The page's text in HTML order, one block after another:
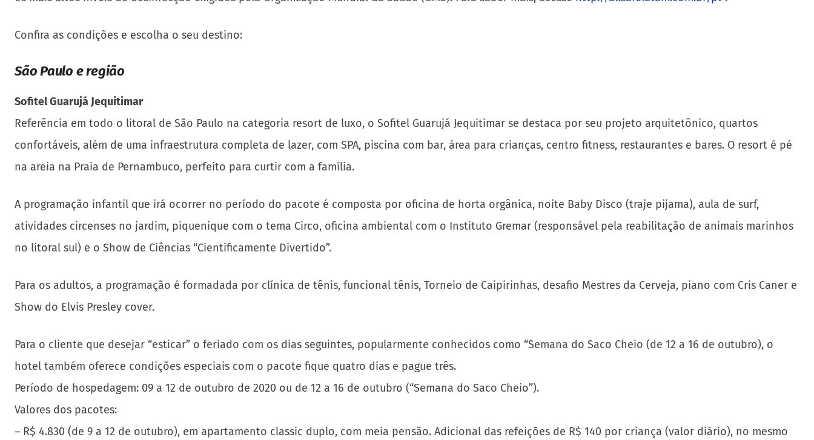
Confira as condições e escolha o seu destino:
São Paulo e região
Sofitel Guarujá Jequitimar
Referência em todo o litoral de São Paulo na categoria resort de luxo, o Sofitel Guarujá Jequitimar se destaca por seu projeto arquitetônico, quartos
confortáveis, além de uma infraestrutura completa de lazer, com SPA, piscina com bar, área para crianças, centro fitness, restaurantes e bares. O resort é pé
na areia na Praia de Pernambuco, perfeito para curtir com a família.
A programação infantil que irá ocorrer no período do pacote é composta por oficina de horta orgânica, noite Baby Disco (traje pijama), aula de surf,
atividades circenses no jardim, piquenique com o tema Circo, oficina ambiental com o Instituto Gremar (responsável pela reabilitação de animais marinhos
no litoral sul) e o Show de Ciências “Cientificamente Divertido”.
Para os adultos, a programação é formadada por clínica de tênis, funcional tênis, Torneio de Caipirinhas, desafio Mestres da Cerveja, piano com Cris Caner e
Show do Elvis Presley cover.
Para o cliente que desejar “esticar” o feriado com os dias seguintes, popularmente conhecidos como “Semana do Saco Cheio (de 12 a 16 de outubro), o
hotel também oferece condições especiais com o pacote fique quatro dias e pague três.
Período de hospedagem: 09 a 12 de outubro de 2020 ou de 12 a 16 de outubro (“Semana do Saco Cheio”).
Valores dos pacotes:
– R$ 4.830 (de 9 a 12 de outubro), em apartamento classic duplo, com meia pensão. Adicional das refeições de R$ 140 por criança (valor diário), no mesmo